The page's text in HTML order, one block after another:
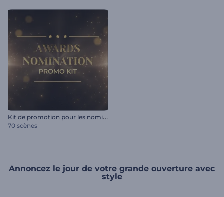
K
it de promotion pour les nominations aux prix
70 scènes
Annoncez le jour de votre grande ouverture avec
style